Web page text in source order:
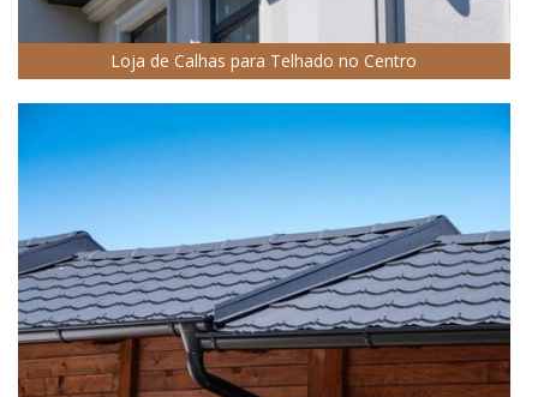
Loja de Calhas para Telhado no Centro